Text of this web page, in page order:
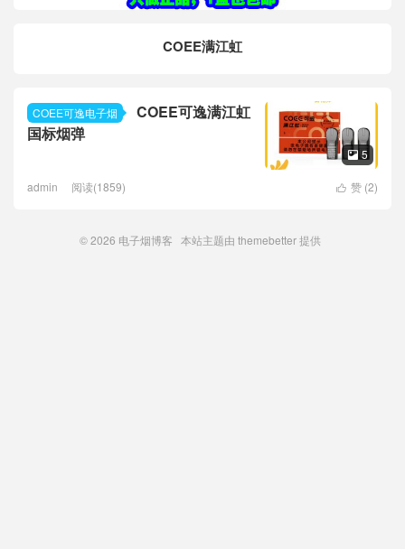
COEE满江虹
COEE可逸电子烟
COEE可逸满江虹
国标烟弹
 5
 赞 (2)
admin 阅读(1859)
© 2026 电子烟博客 本站主题由 themebetter提供